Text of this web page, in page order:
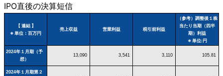
IPO直後の決算短信
【 連結 】
※ 単位：百万円
売上収益 営業利益 税引前利益
（参考）調整後１株
当たり当期（四半
期）利益
※ 単位:円
2024年１月期（予
想）
13,090 3,541 3,110 105.81
2024年１月期第２